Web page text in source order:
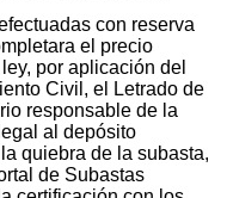
con reserva
el precio
por aplicación del
Civil, el Letrado de
responsable de la
al depósito
quiebra de la subasta,
de Subastas